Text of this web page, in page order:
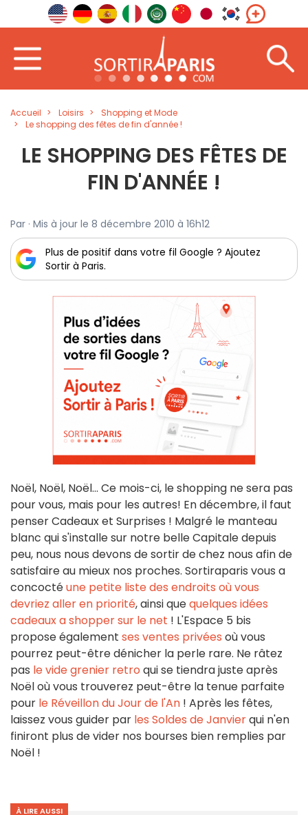
Accueil Loisirs
Shopping et Mode
Le shopping des fêtes de fin d'année !
LE SHOPPING DES FÊTES DE
FIN D'ANNÉE !
Par · Mis à jour le 8 décembre 2010 à 16h12
Plus de positif dans votre fil Google ? Ajoutez
Sortir à Paris.
Noël, Noël, Noël... Ce mois-ci, le shopping ne sera pas
pour vous, mais pour les autres! En décembre, il faut
penser Cadeaux et Surprises ! Malgré le manteau
blanc qui s'installe sur notre belle Capitale depuis
peu, nous nous devons de sortir de chez nous afin de
satisfaire au mieux nos proches. Sortiraparis vous a
concoctéune petite liste des endroits où vous
devriez aller en priorité, ainsi quequelques idées
cadeaux a shopper sur le net ! L'Espace 5 bis
propose également ses ventes privées où vous
pourrez peut-être dénicher la perle rare. Ne râtez
pas le vide grenier retro qui se tiendra juste après
Noël où vous trouverez peut-être la tenue parfaite
pour le Réveillon du Jour de l'An ! Après les fêtes,
laissez vous guider par les Soldes de Janvierqui n'en
finiront plus de vider nos bourses bien remplies par
Noël !
À LIRE AUSSI